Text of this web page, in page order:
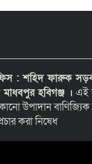
: শহিদ ফারুক
মাধবপুর হবিগঞ্জ । এই
উপাদান
করা নিষেধ